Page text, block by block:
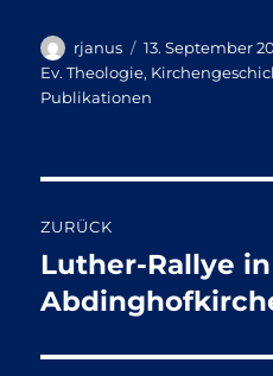
Autor
rjanus
Veröffentlicht
am
13. September
Ev. Theologie,
Publikationen
ZURÜCK
Vorheriger
Beitrag:
Luther-Rallye